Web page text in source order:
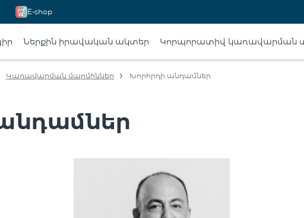
E-shop
Ներքին իրավական ակտեր Կորպորատիվ կառավարման
Կառավարման մարմիններ Խորհրդի անդամներ